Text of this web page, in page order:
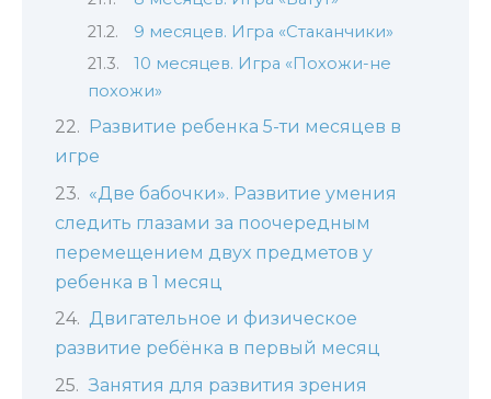
9 месяцев. Игра «Стаканчики»
10 месяцев. Игра «Похожи-не
похожи»
Развитие ребенка 5-ти месяцев в
игре
«Две бабочки». Развитие умения
следить глазами за поочередным
перемещением двух предметов у
ребенка в 1 месяц
Двигательное и физическое
развитие ребёнка в первый месяц
Занятия для развития зрения